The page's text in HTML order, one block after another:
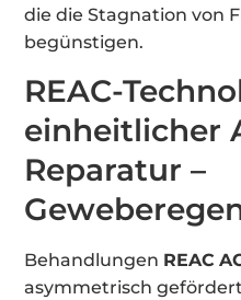
die die Stagnation von
begünstigen.
REAC-
einheitlicher
Reparatur –
Behandlungen REAC
asymmetrisch